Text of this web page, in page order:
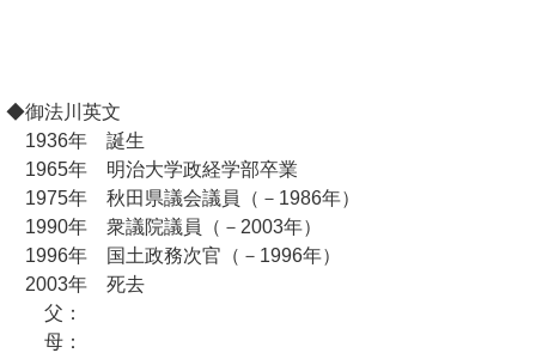
◆御法川英文
1936年 誕生
1965年 明治大学政経学部卒業
1975年 秋田県議会議員（－1986年）
1990年 衆議院議員（－2003年）
1996年 国土政務次官（－1996年）
2003年 死去
父：
母：